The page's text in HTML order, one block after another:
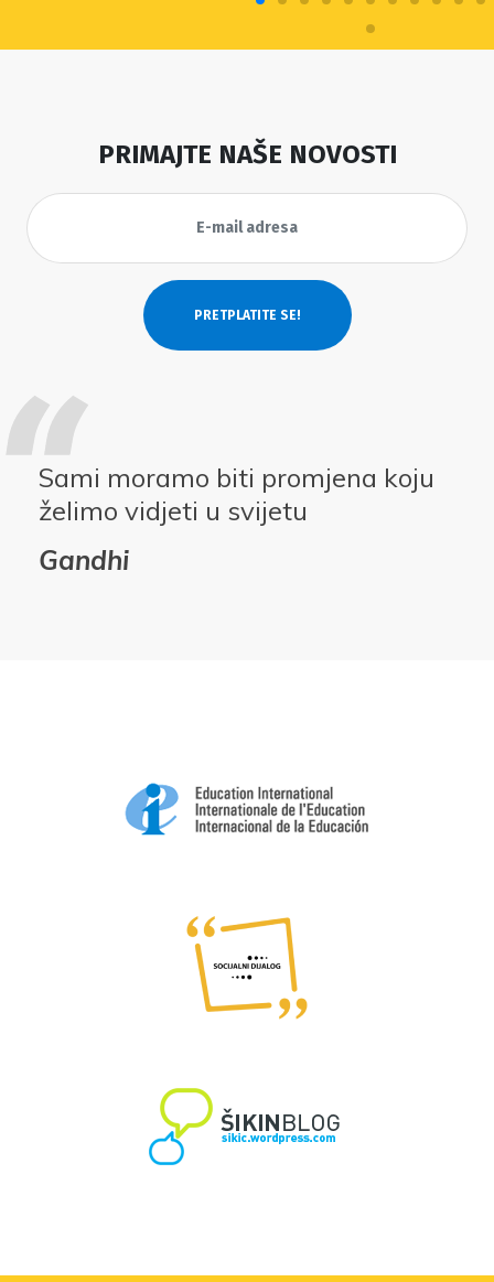
PRIMAJTE NAŠE NOVOSTI
Sami moramo biti promjena koju
želimo vidjeti u svijetu
Gandhi